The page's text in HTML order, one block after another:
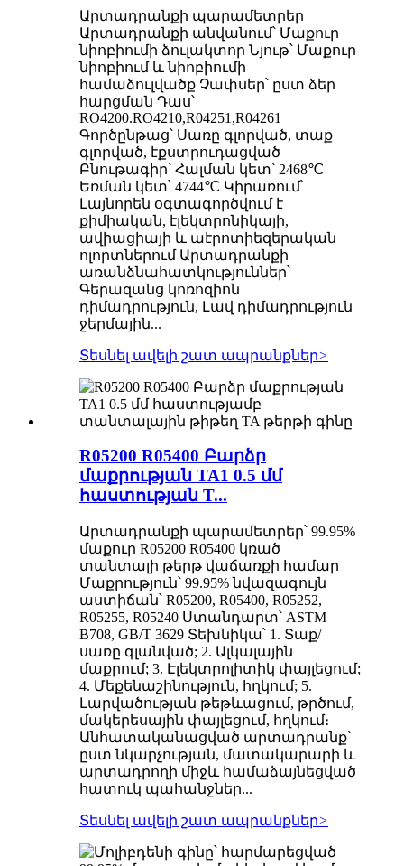
Արտադրանքի պարամետրեր
Արտադրանքի անվանում՝ Մաքուր
նիոբիումի ձուլակտոր Նյութ՝ Մաքուր
նիոբիում և նիոբիումի
համաձուլվածք Չափսեր՝ ըստ ձեր
հարցման Դաս՝
RO4200.RO4210,R04251,R04261
Գործընթաց՝ Սառը գլորված, տաք
գլորված, էքստրուդացված
Բնութագիր՝ Հալման կետ՝ 2468℃
Եռման կետ՝ 4744℃ Կիրառում՝
Լայնորեն օգտագործվում է
քիմիական, էլեկտրոնիկայի,
ավիացիայի և աէրոտիեզերական
ոլորտներում Արտադրանքի
առանձնահատկություններ՝
Գերազանց կոռոզիոն
դիմադրություն, Լավ դիմադրություն
ջերմային...
Տեսնել ավելի շատ ապրանքներ>
R05200 R05400 Բարձր
մաքրության TA1 0.5 մմ
հաստության T...
Արտադրանքի պարամետրեր՝ 99.95%
մաքուր R05200 R05400 կռած
տանտալի թերթ վաճառքի համար
Մաքրություն՝ 99.95% նվազագույն
աստիճան՝ R05200, R05400, R05252,
R05255, R05240 Ստանդարտ՝ ASTM
B708, GB/T 3629 Տեխնիկա՝ 1. Տաք/
սառը գլանված; 2. Ալկալային
մաքրում; 3. Էլեկտրոլիտիկ փայլեցում;
4. Մեքենաշինություն, հղկում; 5.
Լարվածության թեթևացում, թրծում,
մակերեսային փայլեցում, հղկում։
Անհատականացված արտադրանք՝
ըստ նկարչության, մատակարարի և
արտադրողի միջև համաձայնեցված
հատուկ պահանջներ...
Տեսնել ավելի շատ ապրանքներ>